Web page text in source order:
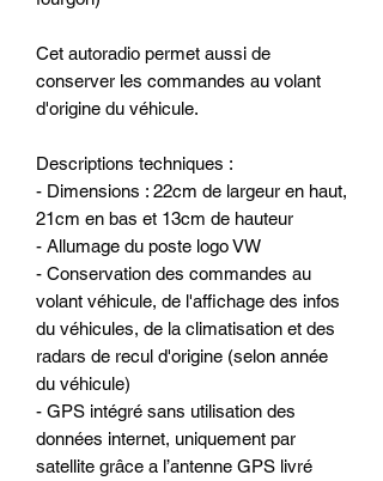
Cet autoradio permet aussi de
conserver les commandes au volant
d'origine du véhicule.
Descriptions techniques :
- Dimensions : 22cm de largeur en haut,
21cm en bas et 13cm de hauteur
- Allumage du poste logo VW
- Conservation des commandes au
volant véhicule, de l'affichage des infos
du véhicules, de la climatisation et des
radars de recul d'origine (selon année
du véhicule)
- GPS intégré sans utilisation des
données internet, uniquement par
satellite grâce a l’antenne GPS livré